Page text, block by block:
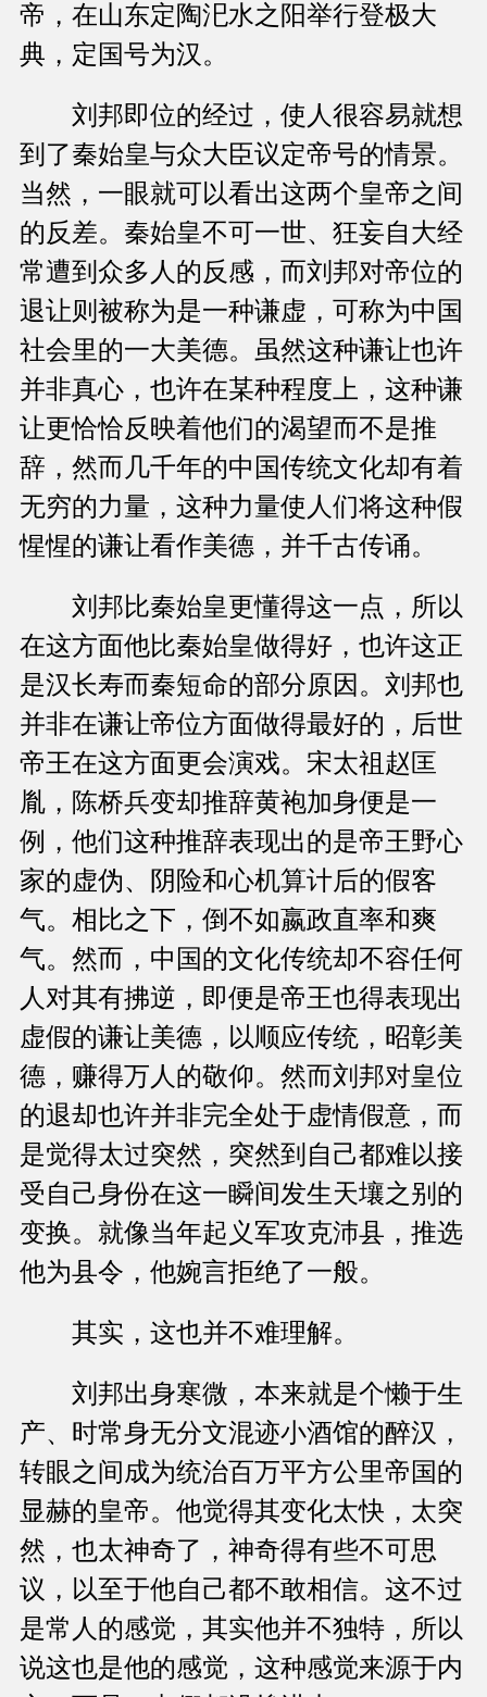
帝，在山东定陶汜水之阳举行登极大
典，定国号为汉。
刘邦即位的经过，使人很容易就想
到了秦始皇与众大臣议定帝号的情景。
当然，一眼就可以看出这两个皇帝之间
的反差。秦始皇不可一世、狂妄自大经
常遭到众多人的反感，而刘邦对帝位的
退让则被称为是一种谦虚，可称为中国
社会里的一大美德。虽然这种谦让也许
并非真心，也许在某种程度上，这种谦
让更恰恰反映着他们的渴望而不是推
辞，然而几千年的中国传统文化却有着
无穷的力量，这种力量使人们将这种假
惺惺的谦让看作美德，并千古传诵。
刘邦比秦始皇更懂得这一点，所以
在这方面他比秦始皇做得好，也许这正
是汉长寿而秦短命的部分原因。刘邦也
并非在谦让帝位方面做得最好的，后世
帝王在这方面更会演戏。宋太祖赵匡
胤，陈桥兵变却推辞黄袍加身便是一
例，他们这种推辞表现出的是帝王野心
家的虚伪、阴险和心机算计后的假客
气。相比之下，倒不如嬴政直率和爽
气。然而，中国的文化传统却不容任何
人对其有拂逆，即便是帝王也得表现出
虚假的谦让美德，以顺应传统，昭彰美
德，赚得万人的敬仰。然而刘邦对皇位
的退却也许并非完全处于虚情假意，而
是觉得太过突然，突然到自己都难以接
受自己身份在这一瞬间发生天壤之别的
变换。就像当年起义军攻克沛县，推选
他为县令，他婉言拒绝了一般。
其实，这也并不难理解。
刘邦出身寒微，本来就是个懒于生
产、时常身无分文混迹小酒馆的醉汉，
转眼之间成为统治百万平方公里帝国的
显赫的皇帝。他觉得其变化太快，太突
然，也太神奇了，神奇得有些不可思
议，以至于他自己都不敢相信。这不过
是常人的感觉，其实他并不独特，所以
说这也是他的感觉，这种感觉来源于内